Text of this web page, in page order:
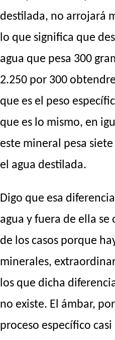
destilada, no arrojará
lo que significa que
agua que pesa 300
2.250 por 300
que es el peso
que es lo mismo, en
este mineral pesa
el agua destilada.
Digo que esa
agua y fuera de ella se
de los casos porque
minerales,
los que dicha
no existe. El ámbar,
proceso específico